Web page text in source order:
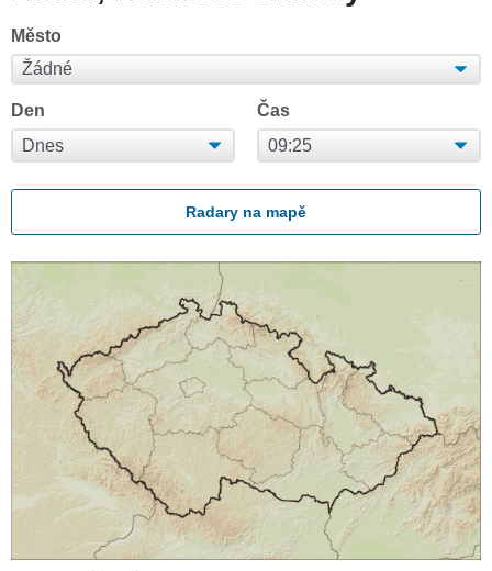
Město
Den Čas
Radary na mapě